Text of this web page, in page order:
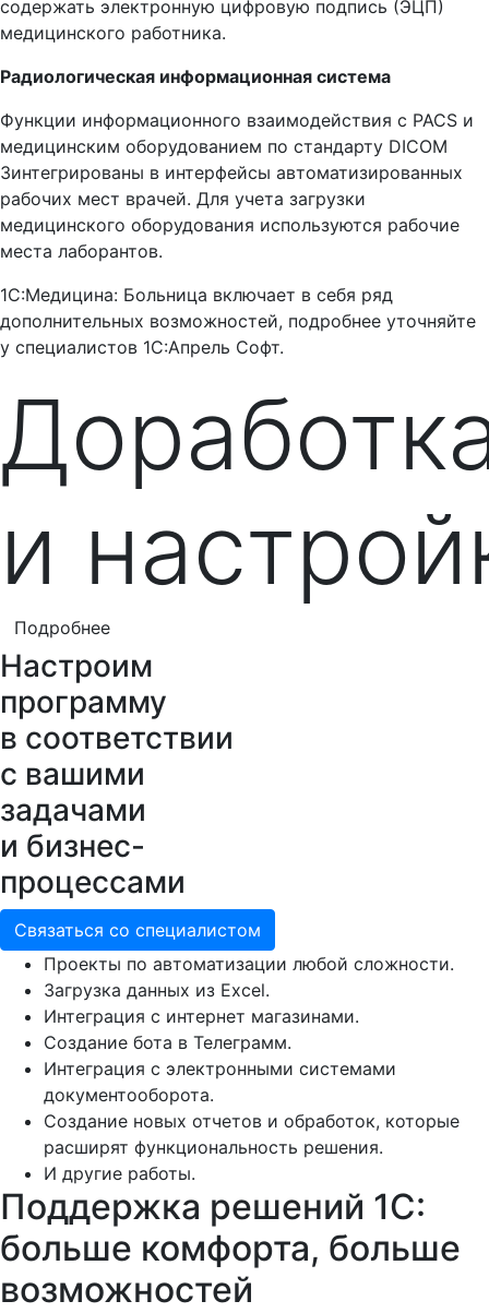
содержать электронную цифровую подпись (ЭЦП)
медицинского работника.
Радиологическая информационная система
Функции информационного взаимодействия с PACS и
медицинским оборудованием по стандарту DICOM
3интегрированы в интерфейсы автоматизированных
рабочих мест врачей. Для учета загрузки
медицинского оборудования используются рабочие
места лаборантов.
1С:Медицина: Больница включает в себя ряд
дополнительных возможностей, подробнее уточняйте
у специалистов 1С:Апрель Софт.
и
Подробнее
Настроим
программу
в соответствии
с вашими
задачами
и бизнес-
процессами
Связаться со специалистом
Проекты по автоматизации любой сложности.
Загрузка данных из Excel.
Интеграция с интернет магазинами.
Создание бота в Телеграмм.
Интеграция с электронными системами
документооборота.
Создание новых отчетов и обработок, которые
расширят функциональность решения.
И другие работы.
Поддержка решений 1С:
больше комфорта, больше
возможностей